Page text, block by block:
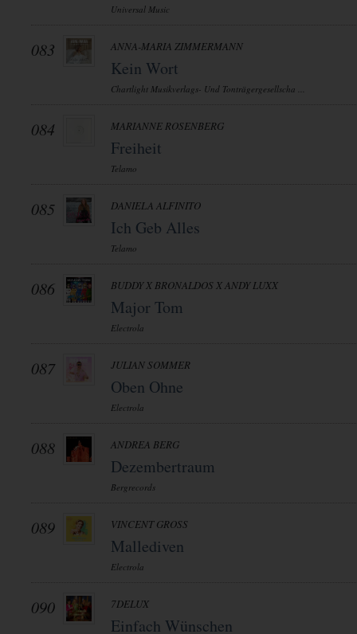
Universal Music
083 ANNA-MARIA ZIMMERMANN
Kein Wort
Chartlight Musikverlags- Und Tonträgergesellscha ...
084 MARIANNE ROSENBERG
Freiheit
Telamo
085 DANIELA ALFINITO
Ich Geb Alles
Telamo
086 BUDDY X BRONALDOS X ANDY LUXX
Major Tom
Electrola
087 JULIAN SOMMER
Oben Ohne
Electrola
088 ANDREA BERG
Dezembertraum
Bergrecords
089 VINCENT GROSS
Mallediven
Electrola
090 7DELUX
Einfach Wünschen